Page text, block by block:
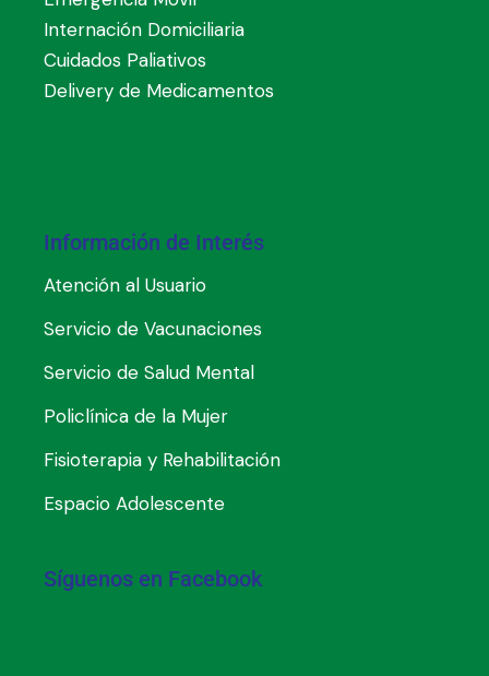
Internación Domiciliaria
Cuidados Paliativos
Delivery de Medicamentos
Información de Interés
Atención al Usuario
Servicio de Vacunaciones
Servicio de Salud Mental
Policlínica de la Mujer
Fisioterapia y Rehabilitación
Espacio Adolescente
Síguenos en Facebook